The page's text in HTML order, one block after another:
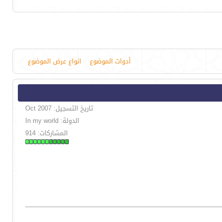
أدوات الموضوع انواع عرض الموضوع
تاريخ التسجيل: Oct 2007
الدولة: In my world
المشاركات: 914